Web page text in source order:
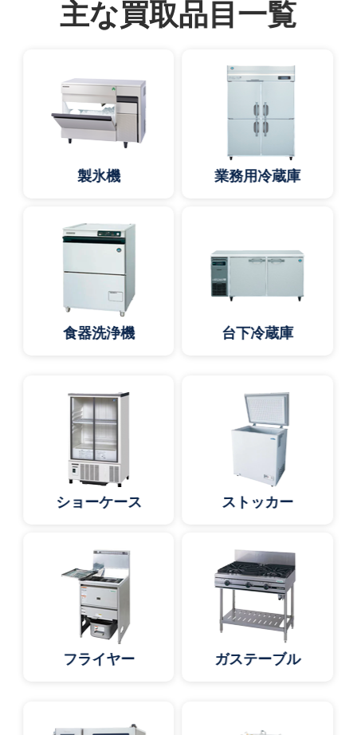
主な買取品目一覧
製氷機 業務用冷蔵庫
食器洗浄機 台下冷蔵庫
ショーケース ストッカー
フライヤー ガステーブル